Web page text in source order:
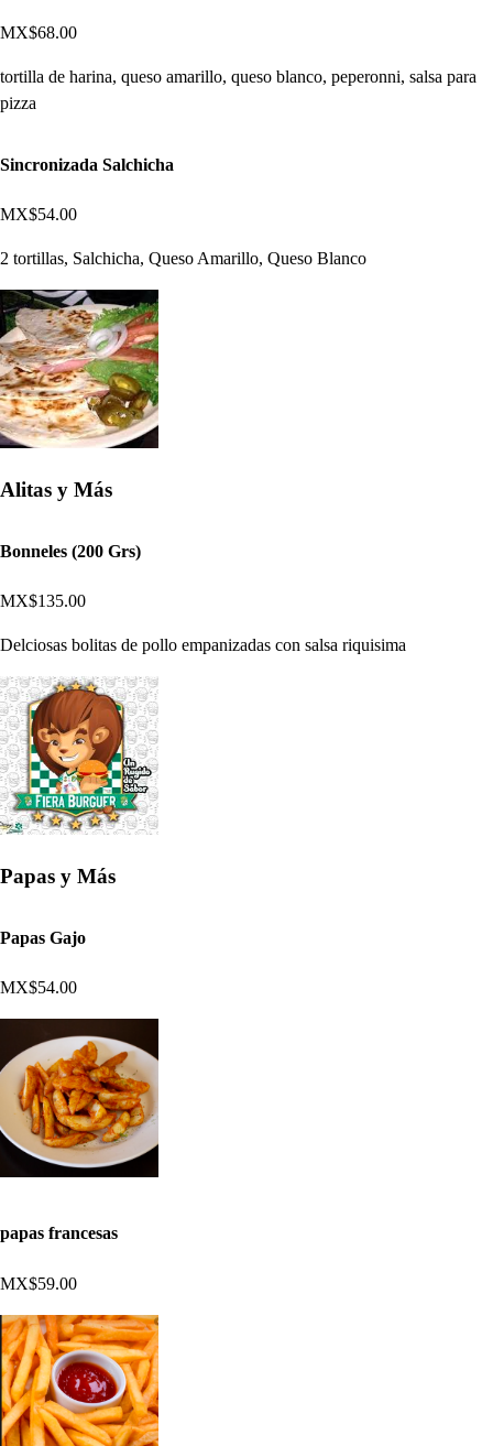
MX$68.00
tortilla de harina, queso amarillo, queso blanco, peperonni, salsa para
pizza
Sincronizada Salchicha
MX$54.00
2 tortillas, Salchicha, Queso Amarillo, Queso Blanco
Alitas y Más
Bonneles (200 Grs)
MX$135.00
Delciosas bolitas de pollo empanizadas con salsa riquisima
Papas y Más
Papas Gajo
MX$54.00
papas francesas
MX$59.00